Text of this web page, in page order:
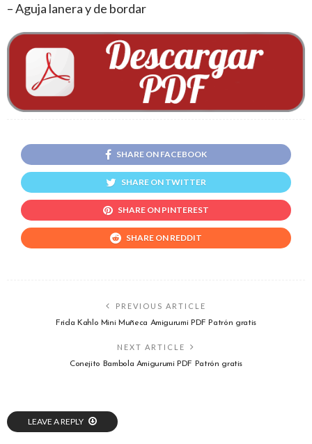
– Aguja lanera y de bordar
SHARE ON FACEBOOK
SHARE ON TWITTER
SHARE ON PINTEREST
SHARE ON REDDIT
PREVIOUS ARTICLE
Frida Kahlo Mini Muñeca Amigurumi PDF Patrón gratis
NEXT ARTICLE
Conejito Bambola Amigurumi PDF Patrón gratis
LEAVE A REPLY